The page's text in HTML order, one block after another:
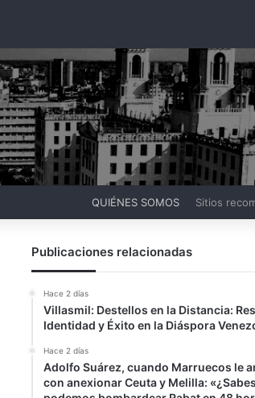
QUIÉNES SOMOS Sitios
Publicaciones relacionadas
Hace 2 días
Villasmil: Destellos en la Distancia:
Identidad y Éxito en la Diáspora
Hace 2 días
Adolfo Suárez, cuando Marruecos le
con anexionar Ceuta y Melilla: